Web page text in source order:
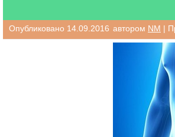
Опубликовано 14.09.2016 автором NM |